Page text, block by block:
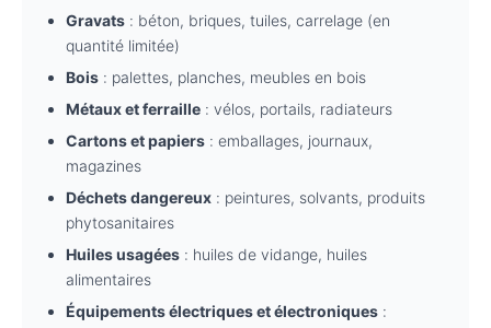
Gravats : béton, briques, tuiles, carrelage (en
quantité limitée)
Bois : palettes, planches, meubles en bois
Métaux et ferraille : vélos, portails, radiateurs
Cartons et papiers : emballages, journaux,
magazines
Déchets dangereux : peintures, solvants, produits
phytosanitaires
Huiles usagées : huiles de vidange, huiles
alimentaires
Équipements électriques et électroniques :